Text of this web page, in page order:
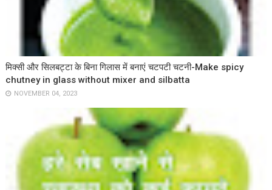
मिक्सी और सिलबट्टा के बिना गिलास में बनाएं चटपटी चटनी-Make spicy
chutney in glass without mixer and silbatta
NOVEMBER 04, 2023